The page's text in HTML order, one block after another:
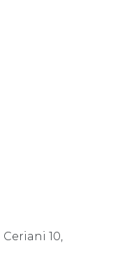
10,